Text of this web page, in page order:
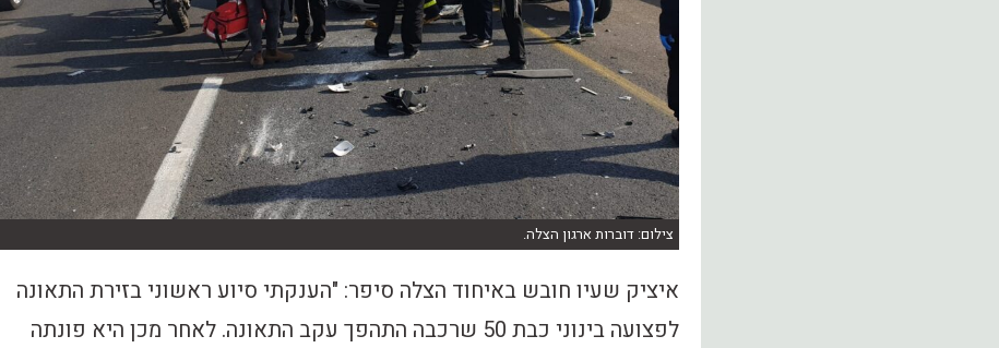
צילום: דוברות ארגון הצלה.
איציק שעיו חובש באיחוד הצלה סיפר: "הענקתי סיוע ראשוני בזירת התאונה
לפצועה בינוני כבת 50 שרכבה התהפך עקב התאונה. לאחר מכן היא פונתה